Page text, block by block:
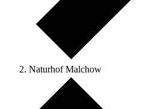
Naturhof Malchow